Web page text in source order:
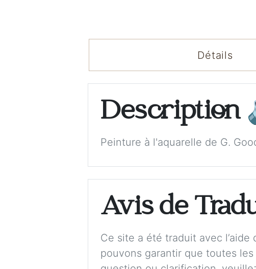
Détails
Description
Peinture à l'aquarelle de G.
Avis de
Ce site a été traduit avec l’aide
pouvons garantir que toutes